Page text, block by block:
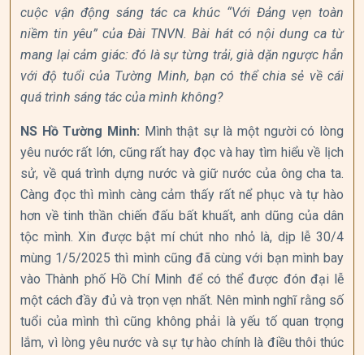
cuộc vận động sáng tác ca khúc “Với Đảng vẹn toàn
niềm tin yêu” của Đài TNVN. Bài hát có nội dung ca từ
mang lại cảm giác: đó là sự từng trải, già dặn ngược hẳn
với độ tuổi của Tường Minh, bạn có thể chia sẻ về cái
quá trình sáng tác của mình không?
NS Hồ Tường Minh: Mình thật sự là một người có lòng
yêu nước rất lớn, cũng rất hay đọc và hay tìm hiểu về lịch
sử, về quá trình dựng nước và giữ nước của ông cha ta.
Càng đọc thì mình càng cảm thấy rất nể phục và tự hào
hơn về tinh thần chiến đấu bất khuất, anh dũng của dân
tộc mình. Xin được bật mí chút nho nhỏ là, dịp lễ 30/4
mùng 1/5/2025 thì mình cũng đã cùng với bạn mình bay
vào Thành phố Hồ Chí Minh để có thể được đón đại lễ
một cách đầy đủ và trọn vẹn nhất. Nên mình nghĩ rằng số
tuổi của mình thì cũng không phải là yếu tố quan trọng
lắm, vì lòng yêu nước và sự tự hào chính là điều thôi thúc